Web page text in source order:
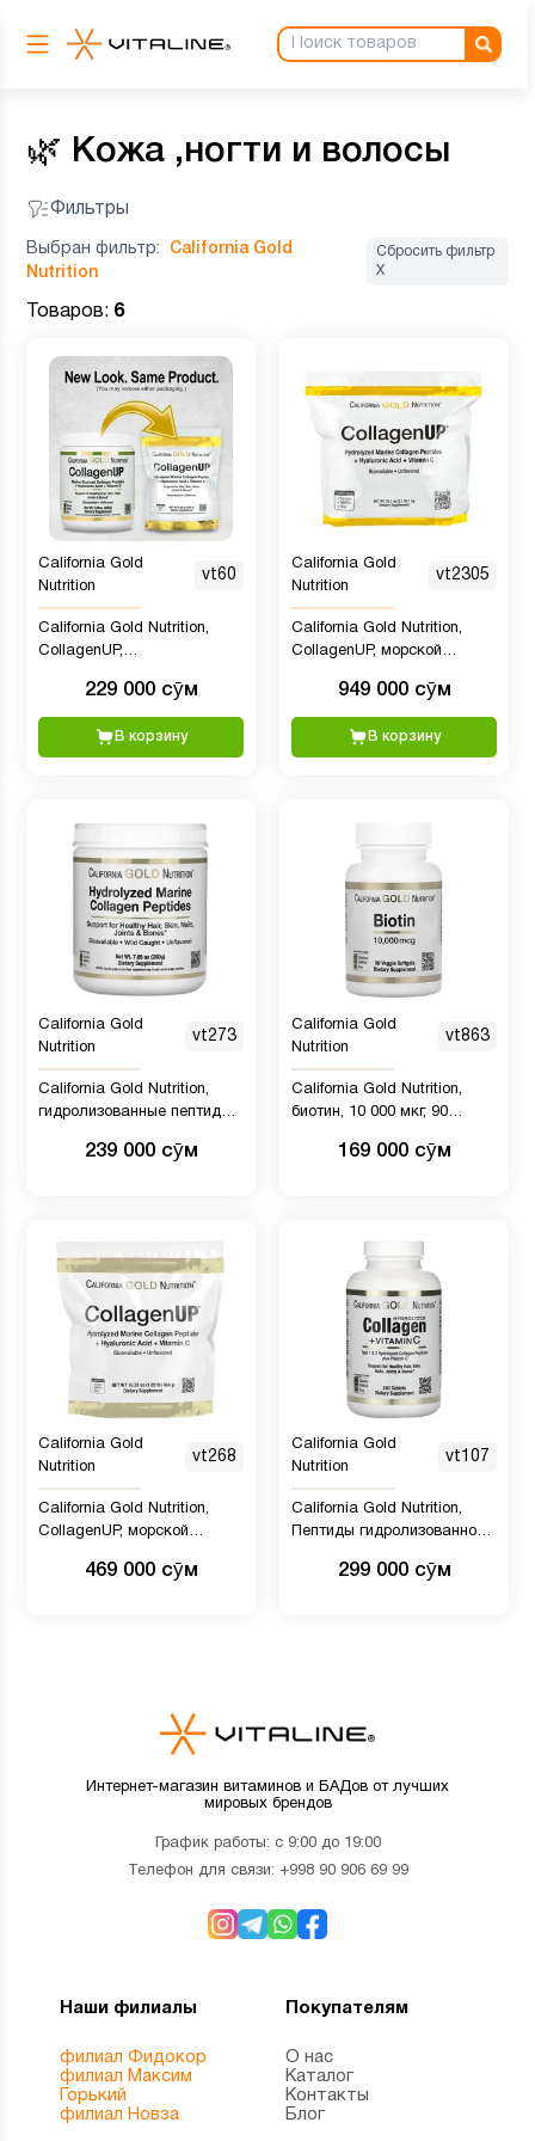
🌿 Кожа ,ногти и волосы
Фильтры
Выбран фильтр:
California Gold
Nutrition
Сбросить фильтр
Х
Товаров: 6
California Gold
Nutrition
vt60
California Gold Nutrition,
CollagenUP,
коллаген, гиалуроновая
кислота и витамин C, без
вкусовых добавок, 204 г
229 000 сӯм
В корзину
California Gold
Nutrition
vt2305
California Gold Nutrition,
CollagenUP, морской
кислотой и витамином C, с
нейтральным вкусом, 1 кг
(2,2 фунта)
949 000 сӯм
В корзину
California Gold
Nutrition
vt273
California Gold Nutrition,
гидролизованные пептиды
добавок, 200 г
239 000 сӯм
California Gold
Nutrition
vt863
California Gold Nutrition,
биотин, 10 000 мкг, 90
169 000 сӯм
California Gold
Nutrition
vt268
California Gold Nutrition,
CollagenUP, морской
гиалуроновая кислота и
469 000 сӯм
California Gold
Nutrition
vt107
California Gold Nutrition,
Пептиды гидролизованного
типы 1 и 3, 250 таблеток
299 000 сӯм
Интернет-магазин витаминов и БАДов от лучших
мировых брендов
График работы: с 9:00 до 19:00
Телефон для связи: +998 90 906 69 99
Наши филиалы
филиал Фидокор
филиал Максим
Горький
филиал Новза
Покупателям
О нас
Каталог
Контакты
Блог